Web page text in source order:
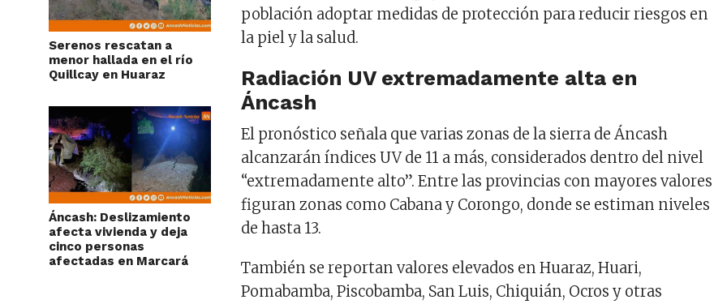
Serenos rescatan a
menor hallada en el río
Quillcay en Huaraz
Áncash: Deslizamiento
afecta vivienda y deja
cinco personas
afectadas en Marcará
población adoptar medidas de protección para reducir riesgos en
la piel y la salud.
Radiación UV extremadamente alta en
Áncash
El pronóstico señala que varias zonas de la sierra de Áncash
alcanzarán índices UV de 11 a más, considerados dentro del nivel
“extremadamente alto”. Entre las provincias con mayores valores
figuran zonas como Cabana y Corongo, donde se estiman niveles
de hasta 13.
También se reportan valores elevados en Huaraz, Huari,
Pomabamba, Piscobamba, San Luis, Chiquián, Ocros y otras